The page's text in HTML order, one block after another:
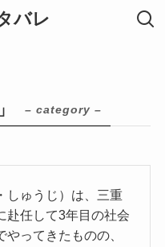
バレ
– category –
しゅうじ）は、三重
赴任して3年目の社会
ってきたものの、